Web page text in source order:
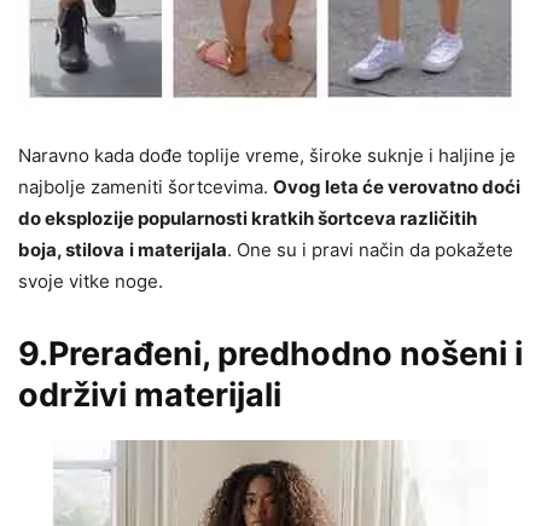
Naravno kada dođe toplije vreme, široke suknje i haljine je
najbolje zameniti šortcevima. Ovog leta će verovatno doći
do eksplozije popularnosti kratkih šortceva različitih
boja, stilova i materijala. One su i pravi način da pokažete
svoje vitke noge.
9.Prerađeni, predhodno nošeni i
održivi materijali